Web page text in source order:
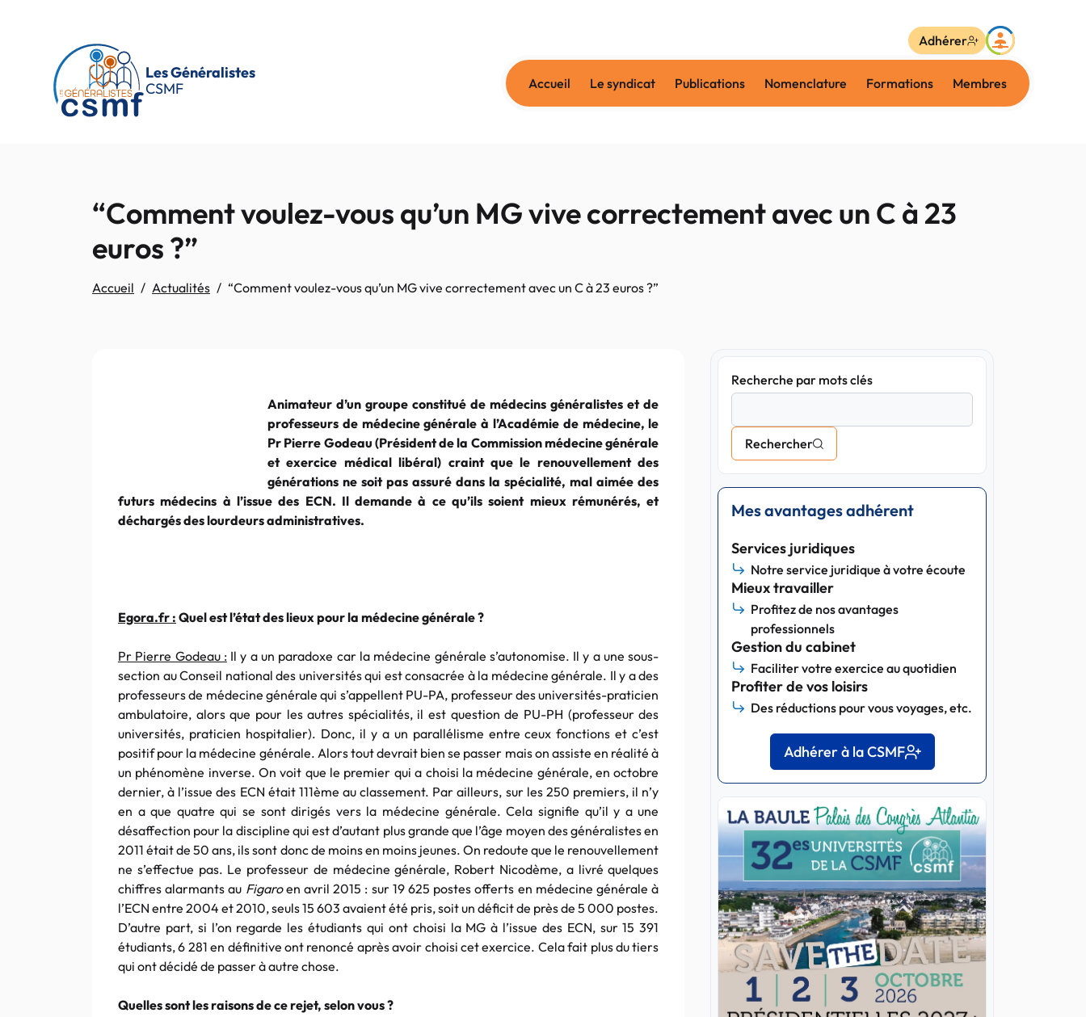
Les Généralistes
CSMF
Accueil Le syndicat Publications Nomenclature Formations Membres
Adhérer
“Comment voulez-vous qu’un MG vive correctement avec un C à 23
euros ?”
Accueil Actualités “Comment voulez-vous qu’un MG vive correctement avec un C à 23 euros ?”
Animateur d’un groupe constitué de médecins généralistes et de
professeurs de médecine générale à l’Académie de médecine, le
Pr Pierre Godeau (Président de la Commission médecine générale
et exercice médical libéral) craint que le renouvellement des
générations ne soit pas assuré dans la spécialité, mal aimée des
futurs médecins à l’issue des ECN. Il demande à ce qu’ils soient mieux rémunérés, et
déchargés des lourdeurs administratives.
Egora.fr : Quel est l’état des lieux pour la médecine générale ?
Pr Pierre Godeau :Il y a un paradoxe car la médecine générale s’autonomise. Il y a une sous-
section au Conseil national des universités qui est consacrée à la médecine générale. Il y a des
professeurs de médecine générale qui s’appellent PU-PA, professeur des universités-praticien
ambulatoire, alors que pour les autres spécialités, il est question de PU-PH (professeur des
universités, praticien hospitalier). Donc, il y a un parallélisme entre ceux fonctions et c’est
positif pour la médecine générale. Alors tout devrait bien se passer mais on assiste en réalité à
un phénomène inverse. On voit que le premier qui a choisi la médecine générale, en octobre
dernier, à l’issue des ECN était 111ème au classement. Par ailleurs, sur les 250 premiers, il n’y
en a que quatre qui se sont dirigés vers la médecine générale. Cela signifie qu’il y a une
désaffection pour la discipline qui est d’autant plus grande que l’âge moyen des généralistes en
2011 était de 50 ans, ils sont donc de moins en moins jeunes. On redoute que le renouvellement
ne s’effectue pas. Le professeur de médecine générale, Robert Nicodème, a livré quelques
chiffres alarmants au Figaroen avril 2015 : sur 19 625 postes offerts en médecine générale à
l’ECN entre 2004 et 2010, seuls 15 603 avaient été pris, soit un déficit de près de 5 000 postes.
D’autre part, si l’on regarde les étudiants qui ont choisi la MG à l’issue des ECN, sur 15 391
étudiants, 6 281 en définitive ont renoncé après avoir choisi cet exercice. Cela fait plus du tiers
qui ont décidé de passer à autre chose.
Quelles sont les raisons de ce rejet, selon vous ?
Recherche par mots clés
Rechercher
Mes avantages adhérent
Services juridiques
Notre service juridique à votre écoute
Mieux travailler
Profitez de nos avantages
professionnels
Gestion du cabinet
Faciliter votre exercice au quotidien
Profiter de vos loisirs
Des réductions pour vous voyages, etc.
Adhérer à la CSMF